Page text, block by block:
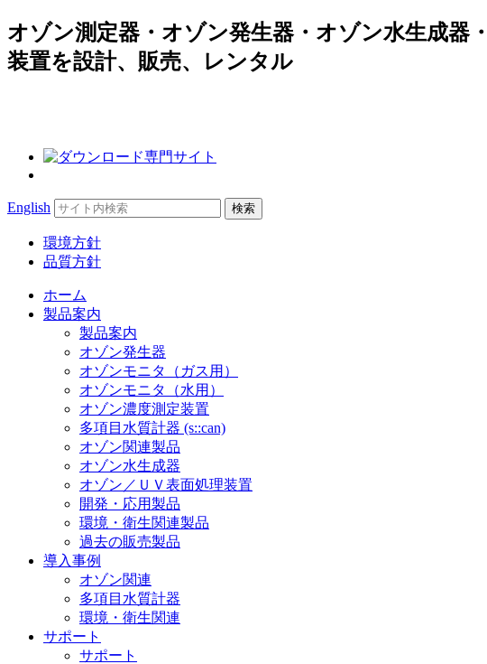
オゾン測定器・オゾン発生器・オゾン水生成器
装置を設計、販売、レンタル
English Search
for:
環境方針
品質方針
ホーム
製品案内
製品案内
オゾン発生器
オゾンモニタ（ガス用）
オゾンモニタ（水用）
オゾン濃度測定装置
多項目水質計器 (s::can)
オゾン関連製品
オゾン水生成器
オゾン／ＵＶ表面処理装置
開発・応用製品
環境・衛生関連製品
過去の販売製品
導入事例
オゾン関連
多項目水質計器
環境・衛生関連
サポート
サポート